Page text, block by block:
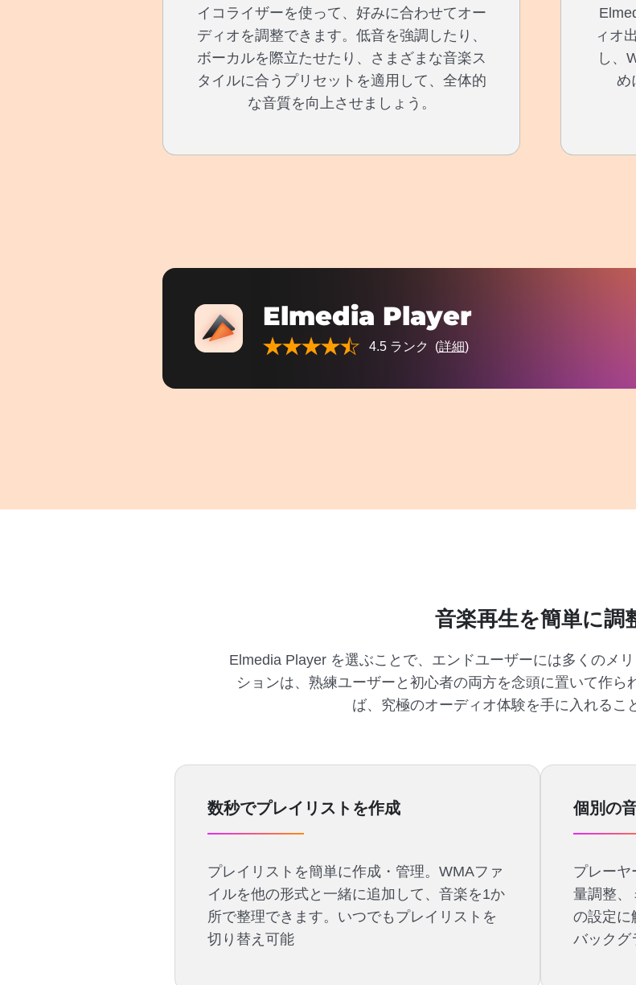
イコライザーを使って、好みに合わせてオー
ディオを調整できます。低音を強調したり、
ボーカルを際立たせたり、さまざまな音楽ス
タイルに合うプリセットを適用して、全体的
な音質を向上させましょう。
ィオ
し、
め
Elmedia Player
4.5 ランク (詳細)
音楽再生を簡単に調
Elmedia Player を選ぶことで、エンドユーザーには多くのメ
ションは、熟練ユーザーと初心者の両方を念頭に置いて作ら
ば、究極のオーディオ体験を手に入れるこ
数秒でプレイリストを作成
プレイリストを簡単に作成・管理。WMAファ
イルを他の形式と一緒に追加して、音楽を1か
所で整理できます。いつでもプレイリストを
切り替え可能
個別の
プレーヤ
量調整、
の設定に
バックグ